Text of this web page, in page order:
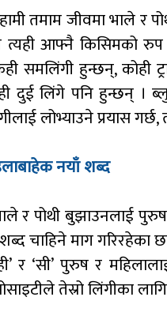
तमाम जीवमा भाले र
त्यही आफ्नै किसिमको रुप
समलिंगी हुन्छन्, कोही
दुई लिंगे पनि हुन्छन्
लोभ्याउने प्रयास
नयाँ शब्द
र पोथी बुझाउनलाई
चाहिने माग गरिरहेका
र ‘सी’ पुरुष र
तेस्रो लिंगीका